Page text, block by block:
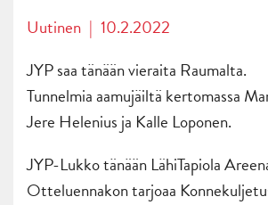
Uutinen | 10.2.2022
JYP saa tänään vieraita Raumalta.
Tunnelmia aamujäiltä kertomassa
Jere Helenius ja Kalle Loponen.
JYP-Lukko tänään LähiTapiola
Otteluennakon tarjoaa